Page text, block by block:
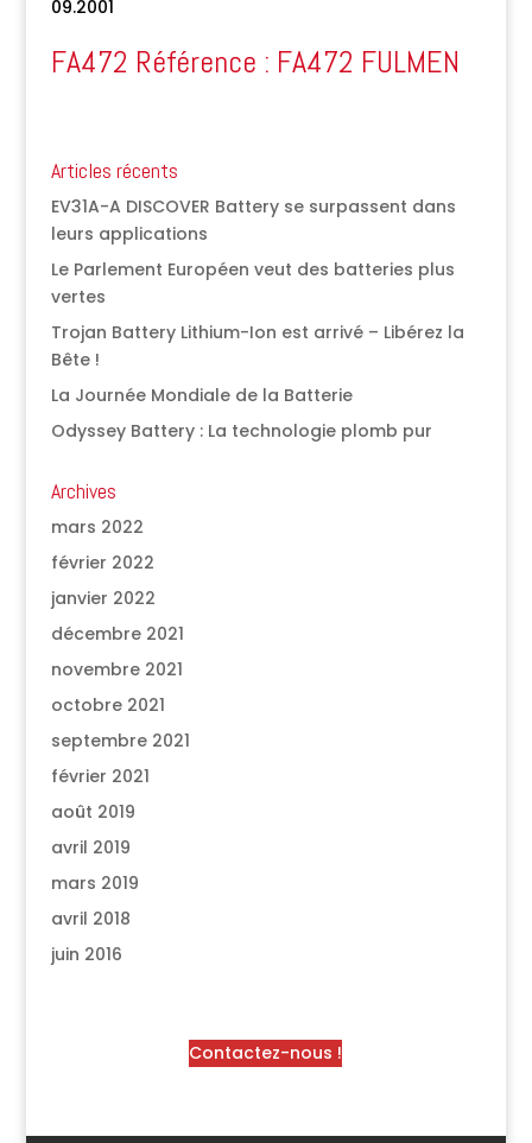
FA472 Référence : FA472 FULMEN
Articles récents
EV31A-A DISCOVER Battery se surpassent dans
leurs applications
Le Parlement Européen veut des batteries plus
vertes
Trojan Battery Lithium-Ion est arrivé – Libérez la
Bête !
La Journée Mondiale de la Batterie
Odyssey Battery : La technologie plomb pur
Archives
mars 2022
février 2022
janvier 2022
décembre 2021
novembre 2021
octobre 2021
septembre 2021
février 2021
août 2019
avril 2019
mars 2019
avril 2018
juin 2016
Contactez-nous !